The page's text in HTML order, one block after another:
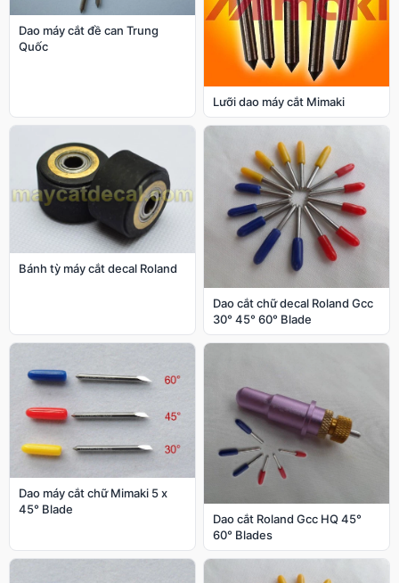
Dao máy cắt đề can Trung
Quốc
Lưỡi dao máy cắt Mimaki
Bánh tỳ máy cắt decal Roland
Dao cắt chữ decal Roland Gcc
30° 45° 60° Blade
Dao máy cắt chữ Mimaki 5 x
45° Blade
Dao cắt Roland Gcc HQ 45°
60° Blades